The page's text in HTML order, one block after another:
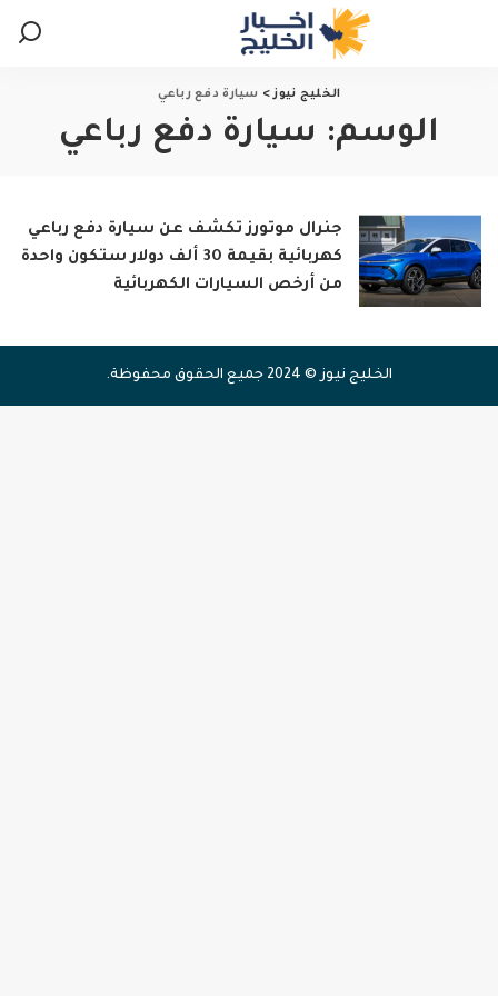
الخليج نيوز> سيارة دفع رباعي
الوسم: سيارة دفع رباعي
جنرال موتورز تكشف عن سيارة دفع رباعي
كهربائية بقيمة 30 ألف دولار ستكون واحدة
من أرخص السيارات الكهربائية
الخليج نيوز © 2024 جميع الحقوق محفوظة.